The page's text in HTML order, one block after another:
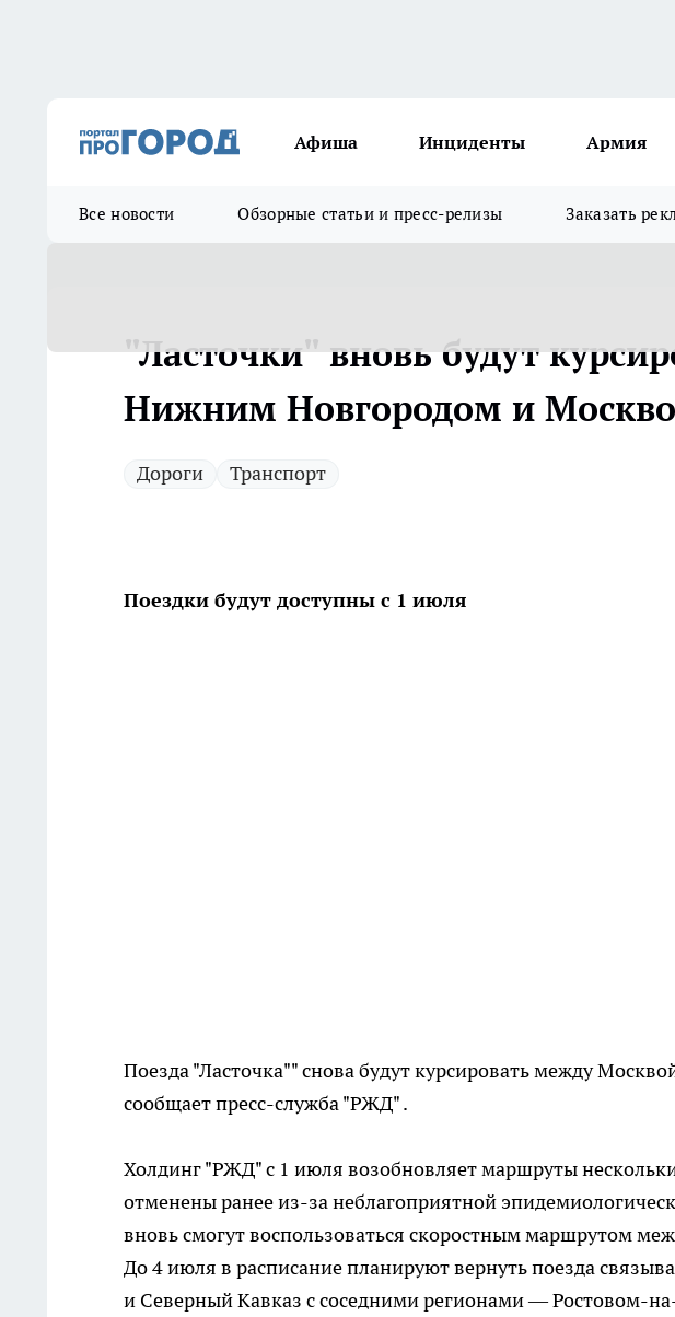
Афиша Инциденты Армия
Все новости Обзорные статьи и пресс-релизы Заказать
"Ласточки" вновь будут
Нижним Новгородом и
Дороги Транспорт
Поездки будут доступны с 1 июля
Поезда "Ласточка"" снова будут курсировать между
сообщаетпресс-служба "РЖД".
Холдинг "РЖД" с 1 июля возобновляет маршруты
отменены ранееиз-занеблагоприятной
вновь смогут воспользоваться скоростным маршрутом
До 4 июля в расписание планируют вернуть поезда
и Северный Кавказ с соседними регионами —Ростовом-